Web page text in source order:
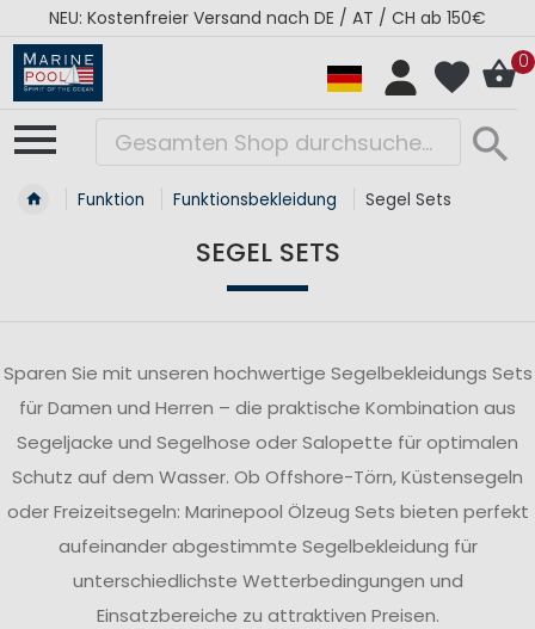
RÉGATES ROYALES Kollektion - Super Sale
0
Funktion Funktionsbekleidung Segel Sets
SEGEL SETS
Sparen Sie mit unseren hochwertige Segelbekleidungs Sets
für Damen und Herren – die praktische Kombination aus
Segeljacke und Segelhose oder Salopette für optimalen
Schutz auf dem Wasser. Ob Offshore-Törn, Küstensegeln
oder Freizeitsegeln: Marinepool Ölzeug Sets bieten perfekt
aufeinander abgestimmte Segelbekleidung für
unterschiedlichste Wetterbedingungen und
Einsatzbereiche zu attraktiven Preisen.